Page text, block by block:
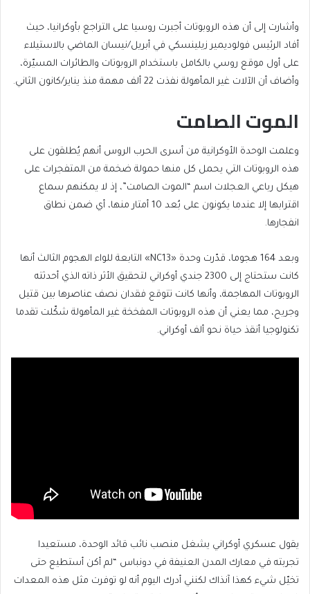
وأشارت إلى أن هذه الروبوتات أجبرت روسيا على التراجع بأوكرانيا، حيث
أفاد الرئيس فولوديمير زيلينسكي في أبريل/نيسان الماضي بالاستيلاء
على أول موقع روسي بالكامل باستخدام الروبوتات والطائرات المسيّرة،
وأضاف أن الآلات غير المأهولة نفذت 22 ألف مهمة منذ يناير/كانون الثاني.
الموت الصامت
وعلمت الوحدة الأوكرانية من أسرى الحرب الروس أنهم يُطلقون على
هذه الروبوتات التي يحمل كل منها حمولة ضخمة من المتفجرات على
هيكل رباعي العجلات اسم “الموت الصامت”، إذ لا يمكنهم سماع
اقترابها إلا عندما يكونون على بُعد 10 أمتار منها، أي ضمن نطاق
انفجارها.
وبعد 164 هجوما، قدّرت وحدة «NC13» التابعة للواء الهجوم الثالث أنها
كانت ستحتاج إلى 2300 جندي أوكراني لتحقيق الأثر ذاته الذي أحدثته
الروبوتات المهاجمة، وأنها كانت تتوقع فقدان نصف عناصرها بين قتيل
وجريح، مما يعني أن هذه الروبوتات المفخخة غير المأهولة شكّلت تقدما
تكنولوجيا أنقذ حياة نحو ألف أوكراني.
يقول عسكري أوكراني يشغل منصب نائب قائد الوحدة، مستعيدا
تجربته في معارك المدن العنيفة في دونباس “لم أكن أستطيع حتى
تخيّل شيء كهذا آنذاك لكنني أدرك اليوم أنه لو توفرت مثل هذه المعدات